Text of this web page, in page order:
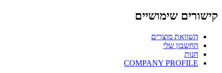
קישורים שימושיים
השוואת מוצרים
החשבון שלי
חנות
COMPANY PROFILE